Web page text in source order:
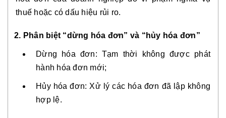
thuế hoặc có dấu hiệu rủi ro.
2. Phân biệt “dừng hóa đơn” và “hủy hóa đơn”
Dừng hóa đơn: Tạm thời không được phát
hành hóa đơn mới;
Hủy hóa đơn: Xử lý các hóa đơn đã lập không
hợp lệ.